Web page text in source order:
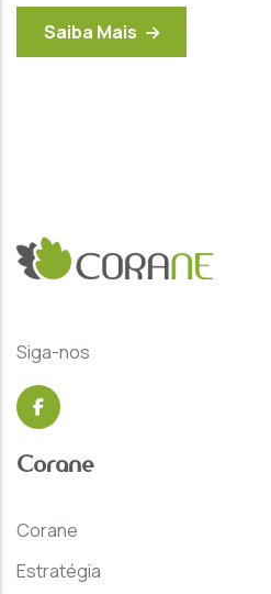
Saiba Mais
Siga-nos
Corane
Corane
Estratégia